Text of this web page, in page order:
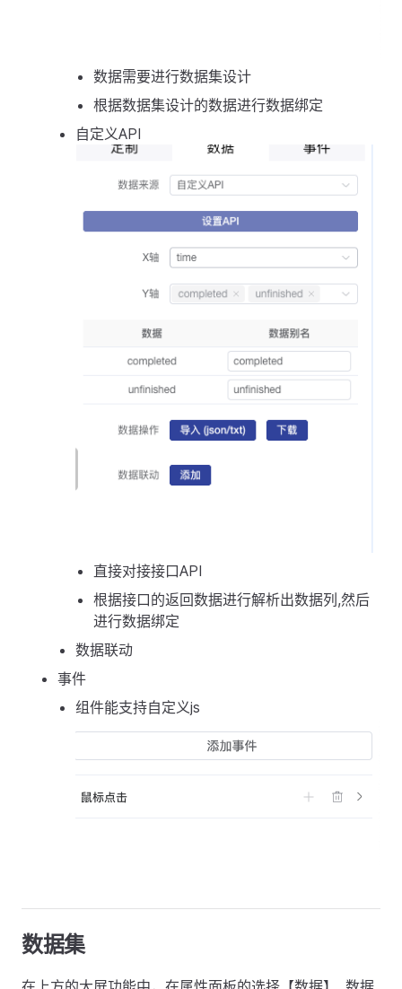
数据需要进行数据集设计
根据数据集设计的数据进行数据绑定
自定义API
直接对接接口API
根据接口的返回数据进行解析出数据列,然后
进行数据绑定
数据联动
事件
组件能支持自定义js
数据集